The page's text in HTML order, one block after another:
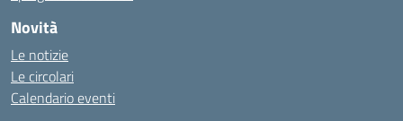
Novità
Le notizie
Le circolari
Calendario eventi